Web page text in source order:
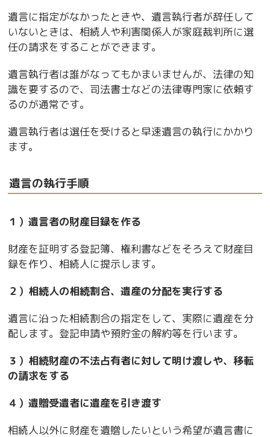
遺言に指定がなかったときや、遺言執行者が辞任して
いないときは、相続人や利害関係人が家庭裁判所に選
任の請求をすることができます。
遺言執行者は誰がなってもかまいませんが、法律の知
識を要するので、司法書士などの法律専門家に依頼す
るのが通常です。
遺言執行者は選任を受けると早速遺言の執行にかかり
ます。
遺言の執行手順
１）遺言者の財産目録を作る
財産を証明する登記簿、権利書などをそろえて財産目
録を作り、相続人に提示します。
２）相続人の相続割合、遺産の分配を実行する
遺言に沿った相続割合の指定をして、実際に遺産を分
配します。登記申請や預貯金の解約等を行います。
３）相続財産の不法占有者に対して明け渡しや、移転
の請求をする
４）遺贈受遺者に遺産を引き渡す
相続人以外に財産を遺贈したいという希望が遺言書に